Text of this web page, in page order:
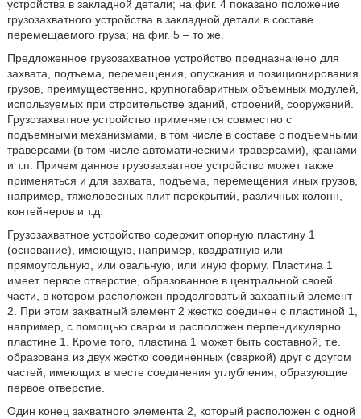
устройства в закладной детали; на фиг. 4 показано положение
грузозахватного устройства в закладной детали в составе
перемещаемого груза; на фиг. 5 – то же.
Предложенное грузозахватное устройство предназначено для
захвата, подъема, перемещения, опускания и позиционирования
грузов, преимущественно, крупногабаритных объемных модулей,
используемых при строительстве зданий, строений, сооружений.
Грузозахватное устройство применяется совместно с
подъемными механизмами, в том числе в составе с подъемными
траверсами (в том числе автоматическими траверсами), кранами
и т.п. Причем данное грузозахватное устройство может также
применяться и для захвата, подъема, перемещения иных грузов,
например, тяжеловесных плит перекрытий, различных колонн,
контейнеров и т.д.
Грузозахватное устройство содержит опорную пластину 1
(основание), имеющую, например, квадратную или
прямоугольную, или овальную, или иную форму. Пластина 1
имеет первое отверстие, образованное в центральной своей
части, в котором расположен продолговатый захватный элемент
2. При этом захватный элемент 2 жестко соединен с пластиной 1,
например, с помощью сварки и расположен перпендикулярно
пластине 1. Кроме того, пластина 1 может быть составной, т.е.
образована из двух жестко соединенных (сваркой) друг с другом
частей, имеющих в месте соединения углубления, образующие
первое отверстие.
Один конец захватного элемента 2, который расположен с одной